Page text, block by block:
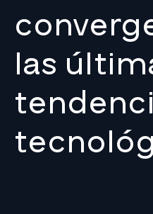
las